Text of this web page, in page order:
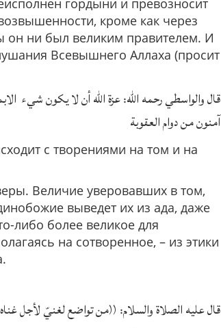
гордыни и превозносит
кроме как через
он ни был великим правителем. И
Всевышнего Аллаха (просит
قال والواسطي رحمه الله: عزة الله أن لا يكون شيء
آمنون من دوام العقوبة
с творениями на том и на
Величие уверовавших в том,
выведет их из ада, даже
либо более великое для
на сотворенное, – из этики
قال عليه الصلاة والسلام: ((من تواضع لغنيّ لأجل